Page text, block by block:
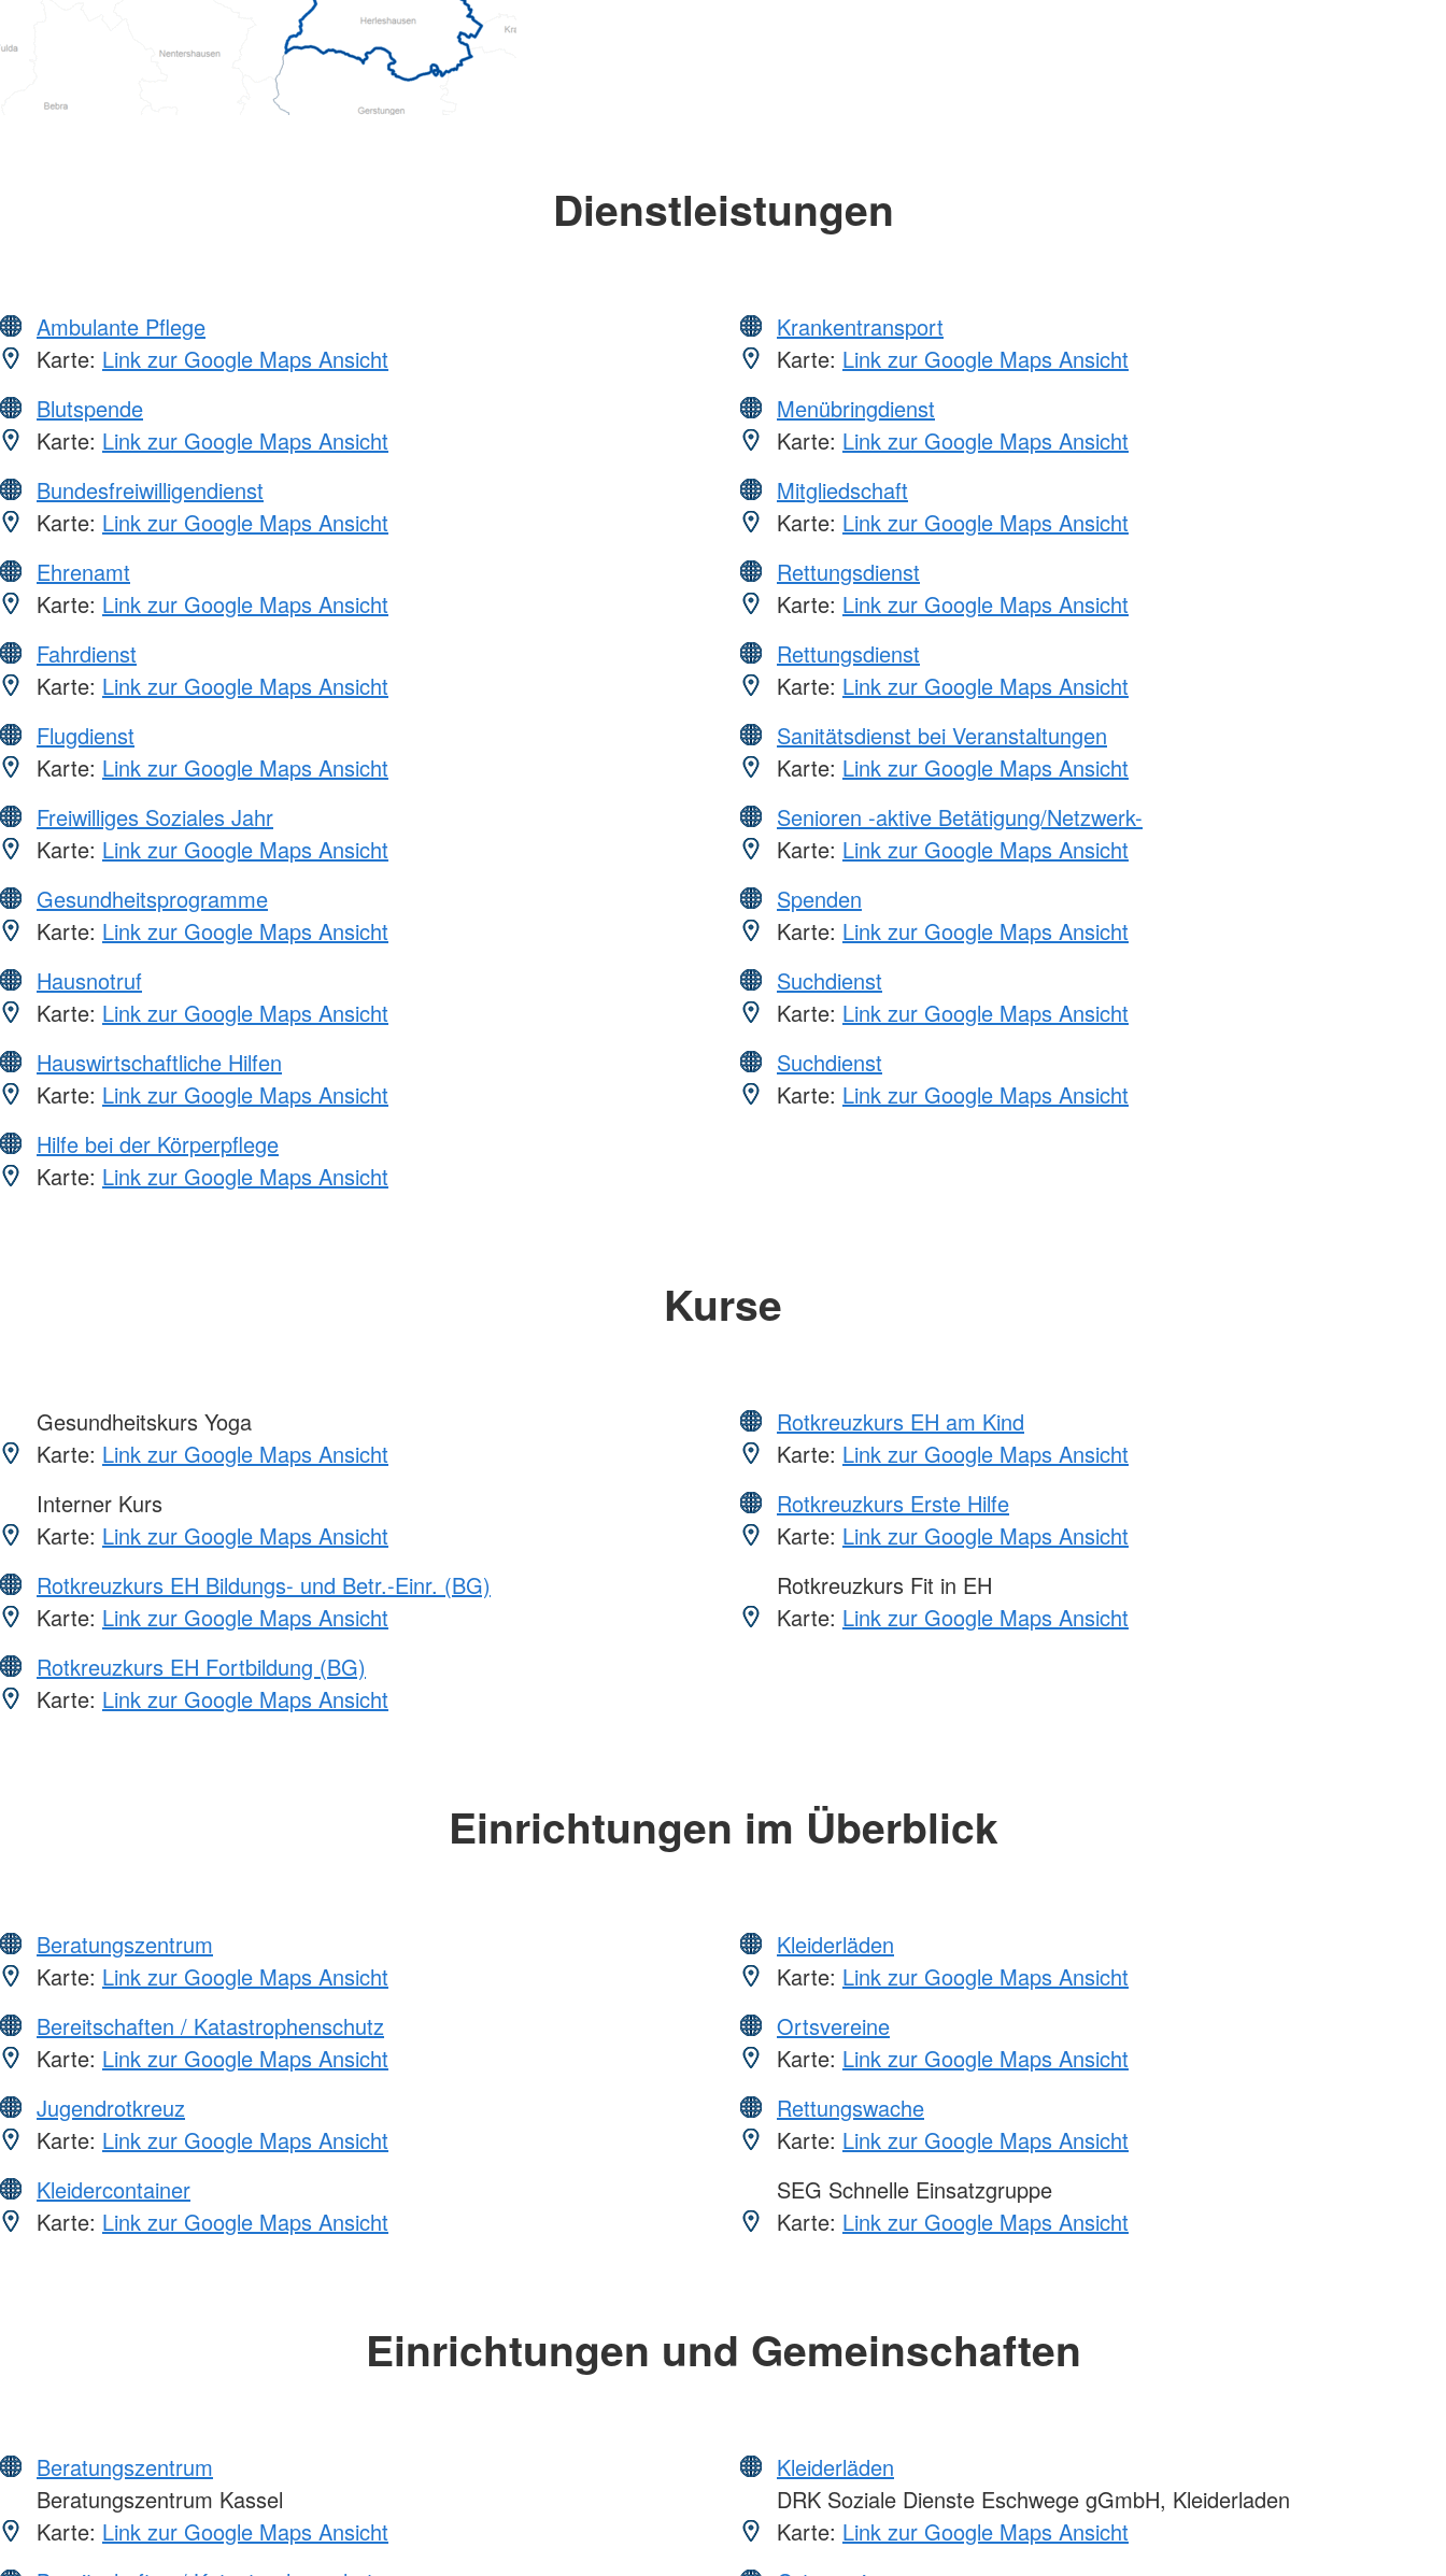
Dienstleistungen
Ambulante Pflege
Karte: Link zur Google Maps Ansicht
Blutspende
Karte: Link zur Google Maps Ansicht
Bundesfreiwilligendienst
Karte: Link zur Google Maps Ansicht
Ehrenamt
Karte: Link zur Google Maps Ansicht
Fahrdienst
Karte: Link zur Google Maps Ansicht
Flugdienst
Karte: Link zur Google Maps Ansicht
Freiwilliges Soziales Jahr
Karte: Link zur Google Maps Ansicht
Gesundheitsprogramme
Karte: Link zur Google Maps Ansicht
Hausnotruf
Karte: Link zur Google Maps Ansicht
Hauswirtschaftliche Hilfen
Karte: Link zur Google Maps Ansicht
Hilfe bei der Körperpflege
Karte: Link zur Google Maps Ansicht
Krankentransport
Karte: Link zur Google Maps Ansicht
Menübringdienst
Karte: Link zur Google Maps Ansicht
Mitgliedschaft
Karte: Link zur Google Maps Ansicht
Rettungsdienst
Karte: Link zur Google Maps Ansicht
Rettungsdienst
Karte: Link zur Google Maps Ansicht
Sanitätsdienst bei Veranstaltungen
Karte: Link zur Google Maps Ansicht
Senioren -aktive Betätigung/Netzwerk-
Karte: Link zur Google Maps Ansicht
Spenden
Karte: Link zur Google Maps Ansicht
Suchdienst
Karte: Link zur Google Maps Ansicht
Suchdienst
Karte: Link zur Google Maps Ansicht
Kurse
Gesundheitskurs Yoga
Karte: Link zur Google Maps Ansicht
Interner Kurs
Karte: Link zur Google Maps Ansicht
Rotkreuzkurs EH Bildungs- und Betr.-Einr. (BG)
Karte: Link zur Google Maps Ansicht
Rotkreuzkurs EH Fortbildung (BG)
Karte: Link zur Google Maps Ansicht
Rotkreuzkurs EH am Kind
Karte: Link zur Google Maps Ansicht
Rotkreuzkurs Erste Hilfe
Karte: Link zur Google Maps Ansicht
Rotkreuzkurs Fit in EH
Karte: Link zur Google Maps Ansicht
Einrichtungen im Überblick
Beratungszentrum
Karte: Link zur Google Maps Ansicht
Bereitschaften / Katastrophenschutz
Karte: Link zur Google Maps Ansicht
Jugendrotkreuz
Karte: Link zur Google Maps Ansicht
Kleidercontainer
Karte: Link zur Google Maps Ansicht
Kleiderläden
Karte: Link zur Google Maps Ansicht
Ortsvereine
Karte: Link zur Google Maps Ansicht
Rettungswache
Karte: Link zur Google Maps Ansicht
SEG Schnelle Einsatzgruppe
Karte: Link zur Google Maps Ansicht
Einrichtungen und Gemeinschaften
Beratungszentrum
Beratungszentrum Kassel
Karte: Link zur Google Maps Ansicht
Kleiderläden
DRK Soziale Dienste Eschwege gGmbH, Kleiderladen
Karte: Link zur Google Maps Ansicht